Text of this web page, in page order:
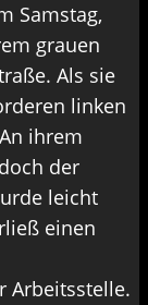
Samstag,
grauen
Als sie
linken
ihrem
der
leicht
einen
Arbeitsstelle.